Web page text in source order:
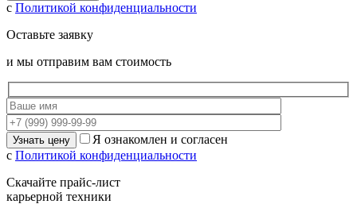
с Политикой конфиденциальности
Оставьте заявку
и мы отправим вам стоимость
Я ознакомлен и согласен
с Политикой конфиденциальности
Скачайте прайс-лист
карьерной техники